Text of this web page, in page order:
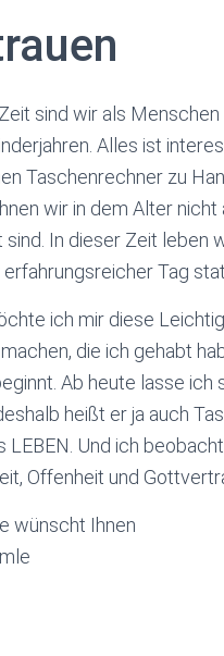
sind wir als
Alles ist
Taschenrechner zu
wir in dem Alter
In dieser Zeit leben
erfahrungsreicher Tag
ich mir diese
die ich gehabt
Ab heute lasse
heißt er ja auch
LEBEN. Und ich
Offenheit und
wünscht Ihnen